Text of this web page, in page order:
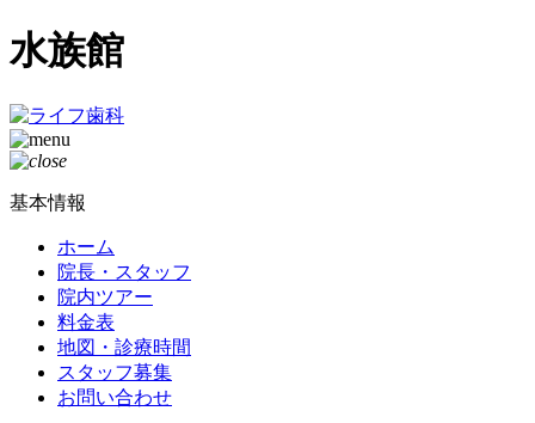
水族館
基本情報
ホーム
院長・スタッフ
院内ツアー
料金表
地図・診療時間
スタッフ募集
お問い合わせ